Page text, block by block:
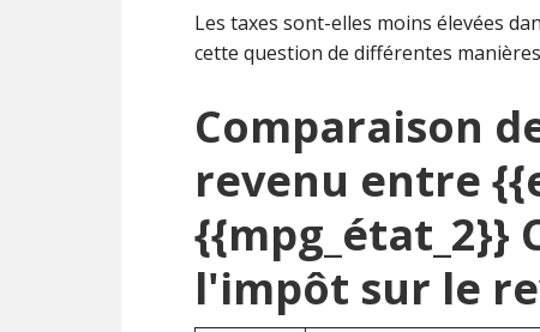
Les taxes sont-elles moins élevées
cette question de différentes
Comparaison
revenu entre
{{mpg_état_2}}
l'impôt sur le